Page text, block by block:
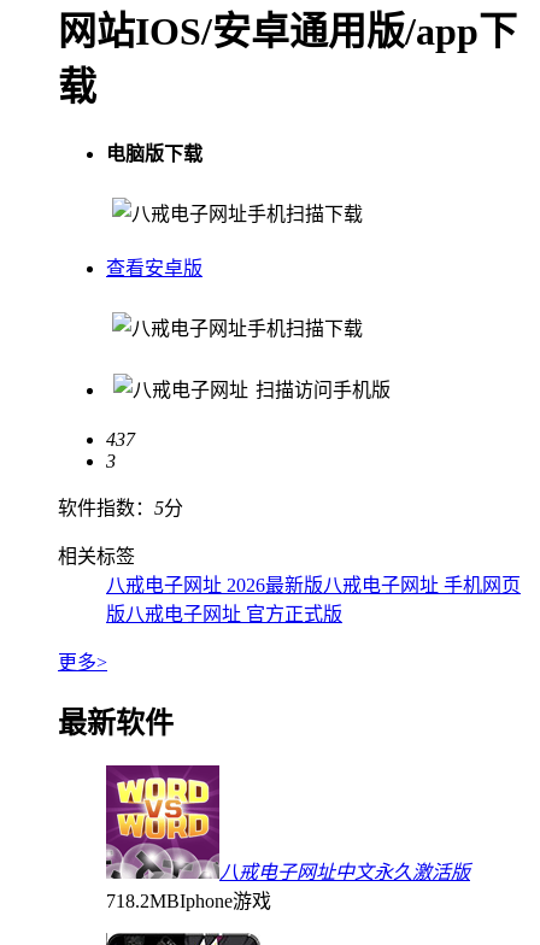
网站IOS/安卓通用版/app下
载
电脑版下载
手机扫描下载
查看安卓版
手机扫描下载
扫描访问手机版
437
3
软件指数： 5分
相关标签
八戒电子网址 2026最新版八戒电子网址 手机网页
版八戒电子网址 官方正式版
更多>
最新软件
八戒电子网址中文永久激活版
718.2MBIphone游戏